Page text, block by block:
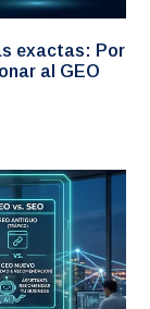
exactas: Por
al GEO